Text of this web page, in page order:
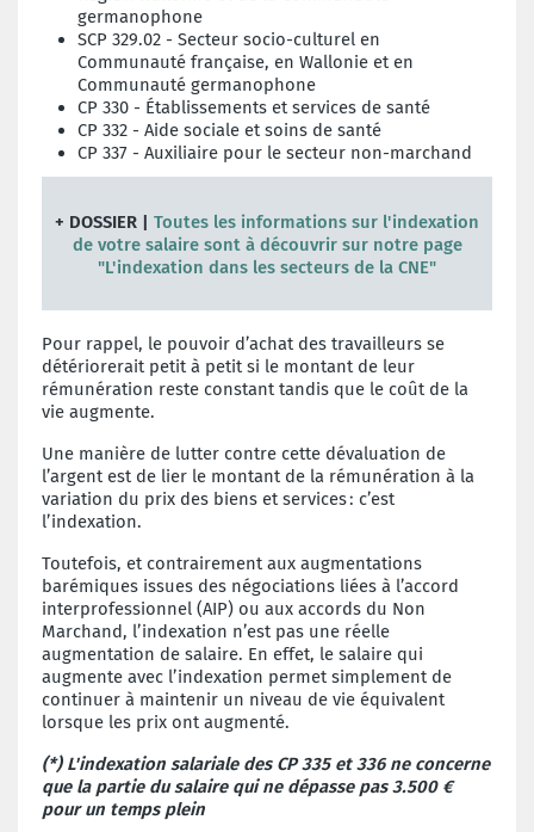
germanophone
SCP 329.02 - Secteur socio-culturel en
Communauté française, en Wallonie et en
Communauté germanophone
CP 330 - Établissements et services de santé
CP 332 - Aide sociale et soins de santé
CP 337 - Auxiliaire pour le secteur non-marchand
+ DOSSIER | Toutes les informations sur l'indexation
de votre salaire sont à découvrir sur notre page
"L'indexation dans les secteurs de la CNE"
Pour rappel, le pouvoir d’achat des travailleurs se
détériorerait petit à petit si le montant de leur
rémunération reste constant tandis que le coût de la
vie augmente.
Une manière de lutter contre cette dévaluation de
l’argent est de lier le montant de la rémunération à la
variation du prix des biens et services : c’est
l’indexation.
Toutefois, et contrairement aux augmentations
barémiques issues des négociations liées à l’accord
interprofessionnel (AIP) ou aux accords du Non
Marchand, l’indexation n’est pas une réelle
augmentation de salaire. En effet, le salaire qui
augmente avec l’indexation permet simplement de
continuer à maintenir un niveau de vie équivalent
lorsque les prix ont augmenté.
(*) L'indexation salariale des CP 335 et 336 ne concerne
que la partie du salaire qui ne dépasse pas 3.500 €
pour un temps plein